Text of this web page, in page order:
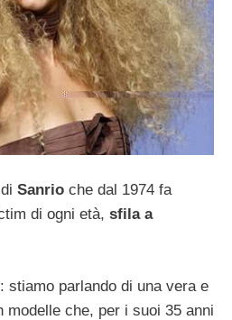
Sanrio che dal 1974 fa
di ogni età, sfila a
stiamo parlando di una vera e
modelle che, per i suoi 35 anni